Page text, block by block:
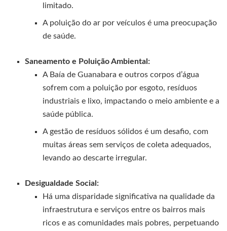
limitado.
A poluição do ar por veículos é uma preocupação
de saúde.
Saneamento e Poluição Ambiental:
A Baía de Guanabara e outros corpos d’água
sofrem com a poluição por esgoto, resíduos
industriais e lixo, impactando o meio ambiente e a
saúde pública.
A gestão de resíduos sólidos é um desafio, com
muitas áreas sem serviços de coleta adequados,
levando ao descarte irregular.
Desigualdade Social:
Há uma disparidade significativa na qualidade da
infraestrutura e serviços entre os bairros mais
ricos e as comunidades mais pobres, perpetuando